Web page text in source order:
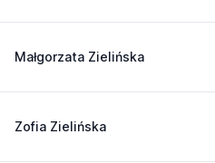
Małgorzata Zielińska
Zofia Zielińska